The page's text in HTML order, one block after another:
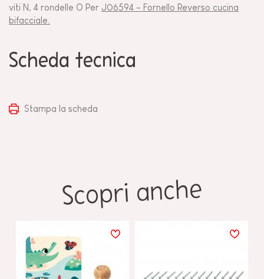
viti N, 4 rondelle O Per J06594 - Fornello Reverso cucina
bifacciale.
Scheda tecnica
Stampa la scheda
Scopri anche